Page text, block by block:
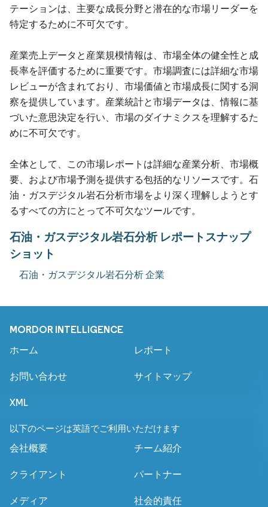
テーションは、主要な成長分野と潜在的な市場リーダーを
特定するために不可欠です。
産業売上データと産業規模情報は、市場全体の健全性と成
長率を評価するために重要です。市場調査には詳細な市場
レビューが含まれており、市場価値と市場成長に関する洞
察を提供しています。産業統計と市場データは、情報に基
づいた意思決定を行い、市場のダイナミクスを理解するた
めに不可欠です。
全体として、この市場レポートは詳細な産業分析、市場概
要、および市場予測を提供する包括的なリソースです。石
油・ガスデジタル岩石分析市場をより深く理解しようとす
るすべての方にとって不可欠なツールです。
石油・ガスデジタル岩石分析 レポートスナップ
ショット
石油・ガスデジタル岩石分析 企業
MORDOR INTELLIGENCE
ホーム レポート
お問い合わせ サイトマップ
XML
以下のページは英語でご利用いただけます
会社概要
チーム紹介
クライアント パートナー
メディア 社会的責任